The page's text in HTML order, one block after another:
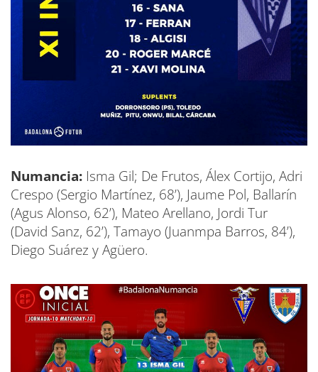
Numancia: Isma Gil; De Frutos, Álex Cortijo, Adri
Crespo (Sergio Martínez, 68’), Jaume Pol, Ballarín
(Agus Alonso, 62’), Mateo Arellano, Jordi Tur
(David Sanz, 62’), Tamayo (Juanmpa Barros, 84’),
Diego Suárez y Agüero.